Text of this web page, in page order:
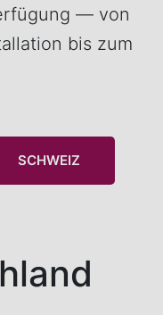
— von
bis zum
SCHWEIZ